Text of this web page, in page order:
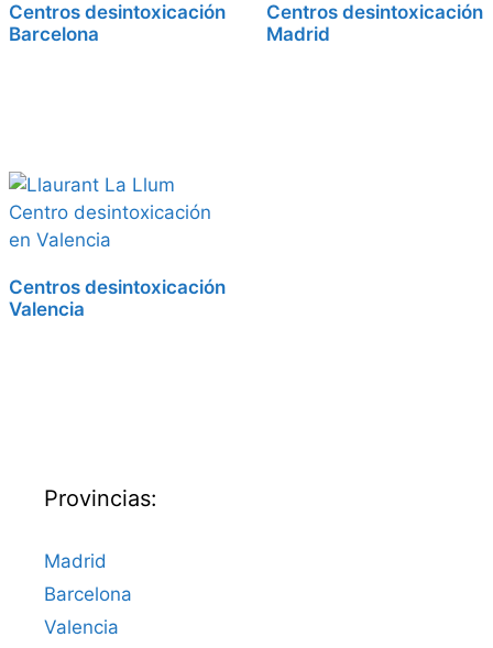
Centros desintoxicación
Barcelona
Centros desintoxicación
Madrid
Centros desintoxicación
Valencia
Provincias:
Madrid
Barcelona
Valencia